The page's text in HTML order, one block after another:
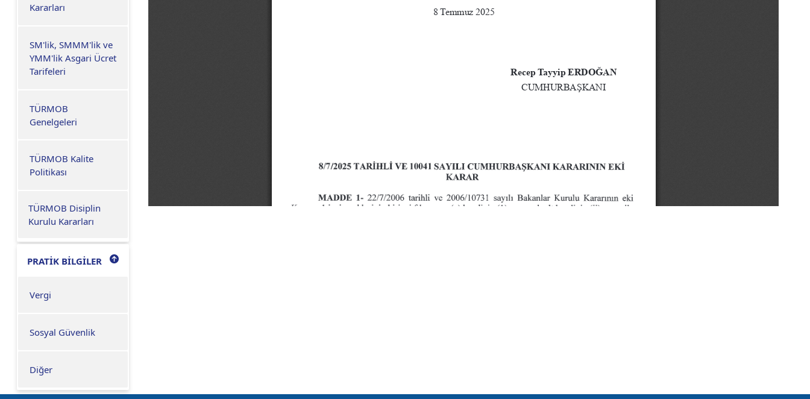
Kararları
SM'lik, SMMM'lik ve
YMM'lik Asgari Ücret
Tarifeleri
TÜRMOB
Genelgeleri
TÜRMOB Kalite
Politikası
TÜRMOB Disiplin
Kurulu Kararları
PRATİK BİLGİLER
Vergi
Sosyal Güvenlik
Diğer